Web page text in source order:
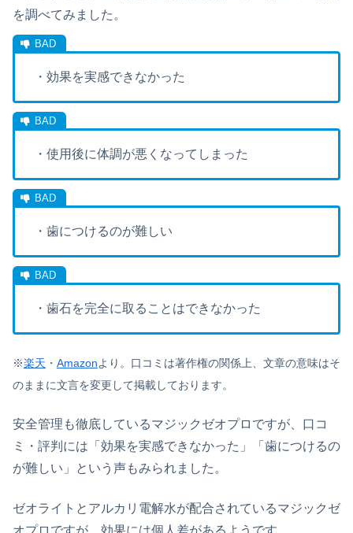
を調べてみました。
・効果を実感できなかった
・使用後に体調が悪くなってしまった
・歯につけるのが難しい
・歯石を完全に取ることはできなかった
※楽天 ・ Amazonより。 口コミは著作権の関係上、文章の意味はそ
のままに文言を変更して掲載しております。
安全管理も徹底しているマジックゼオプロですが、口コ
ミ・評判には「効果を実感できなかった」「歯につけるの
が難しい」という声もみられました。
ゼオライトとアルカリ電解水が配合されているマジックゼ
オプロですが、効果には個人差があるようです。